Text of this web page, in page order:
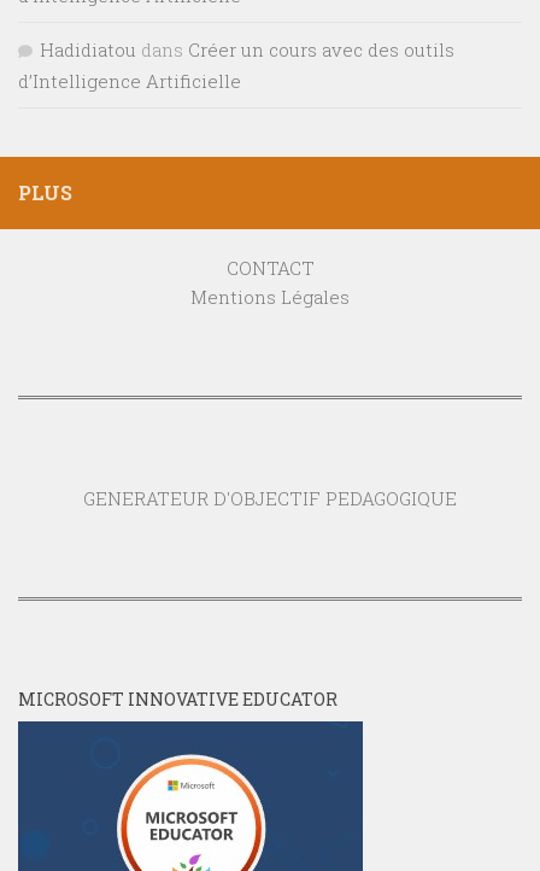
Hadidiatou dans Créer un cours avec des outils
d’Intelligence Artificielle
PLUS
CONTACT
Mentions Légales
GENERATEUR D'OBJECTIF PEDAGOGIQUE
MICROSOFT INNOVATIVE EDUCATOR